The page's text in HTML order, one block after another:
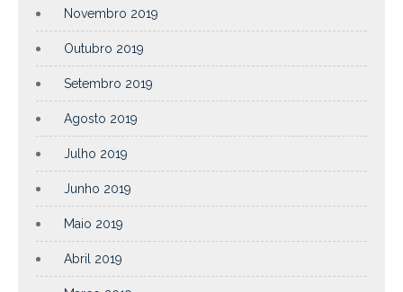
Novembro 2019
Outubro 2019
Setembro 2019
Agosto 2019
Julho 2019
Junho 2019
Maio 2019
Abril 2019